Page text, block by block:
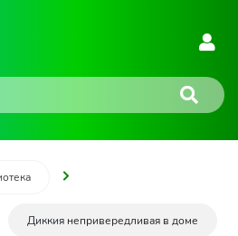
Диккия непривередливая в доме